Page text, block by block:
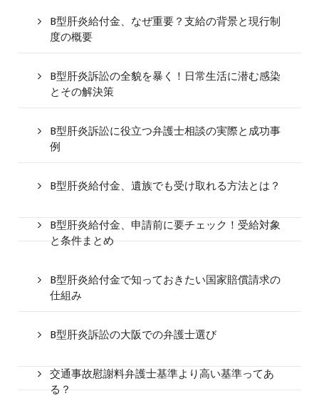
B型肝炎給付金、なぜ重要？支給の背景と現行制
度の概要
B型肝炎訴訟の全貌を暴く！日常生活に潜む感染
とその解決策
B型肝炎訴訟に役立つ弁護士相談の実際と成功事
例
B型肝炎給付金、遺族でも受け取れる方法とは？
B型肝炎給付金、申請前に要チェック！受給対象
と条件まとめ
B型肝炎給付金で知っておきたい国家賠償請求の
仕組み
B型肝炎訴訟の大阪での弁護士選び
交通事故慰謝料弁護士基準より高い基準ってあ
る？